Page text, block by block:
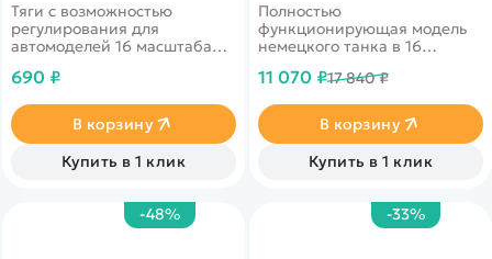
Полностью
функционирующая модель
немецкого танка в 16
управлять башней,
дымовыми и световыми
эффектами. Модель сделана
с инфракрасным датчиком,
что позволит участвовать в
друзьями.&nbsp;
11 070 ₽17 840 ₽
В корзину
Купить в 1 клик
Тяги с возможностью
регулирования для
автомоделей 16 масштаба
Подходит для передних и
690 ₽
В корзину
Купить в 1 клик
-48% -33%